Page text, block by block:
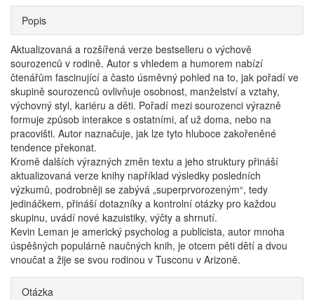
Popis
Aktualizovaná a rozšířená verze bestselleru o výchově
sourozenců v rodině. Autor s vhledem a humorem nabízí
čtenářům fascinující a často úsměvný pohled na to, jak pořadí ve
skupině sourozenců ovlivňuje osobnost, manželství a vztahy,
výchovný styl, kariéru a děti. Pořadí mezi sourozenci výrazně
formuje způsob interakce s ostatními, ať už doma, nebo na
pracovišti. Autor naznačuje, jak lze tyto hluboce zakořeněné
tendence překonat.
Kromě dalších výrazných změn textu a jeho struktury přináší
aktualizovaná verze knihy například výsledky posledních
výzkumů, podrobněji se zabývá „superprvorozeným“, tedy
jedináčkem, přináší dotazníky a kontrolní otázky pro každou
skupinu, uvádí nové kazuistiky, výčty a shrnutí.
Kevin Leman je americký psycholog a publicista, autor mnoha
úspěšných populárně naučných knih, je otcem pěti dětí a dvou
vnoučat a žije se svou rodinou v Tusconu v Arizoně.
Otázka